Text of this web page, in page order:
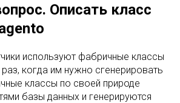
Описать класс
используют фабричные классы
когда им нужно сгенерировать
классы по своей природе
базы данных и генерируются